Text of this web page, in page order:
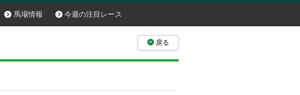
馬場情報 今週の注目レース
戻る